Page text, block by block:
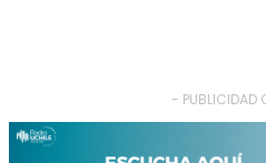
- PUBLICIDAD